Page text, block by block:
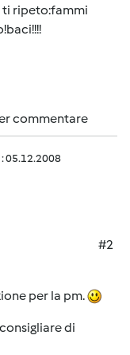
ti ripeto:fammi
commentare
05.12.2008
#2
per la pm.
di